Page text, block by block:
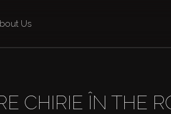
Us
CHIRIE ÎN THE